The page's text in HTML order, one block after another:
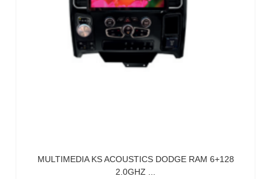
MULTIMEDIA KS ACOUSTICS DODGE RAM 6+128
2.0GHZ ...